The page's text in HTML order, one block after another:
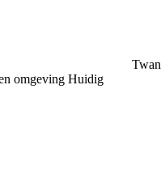
omgeving Huidig